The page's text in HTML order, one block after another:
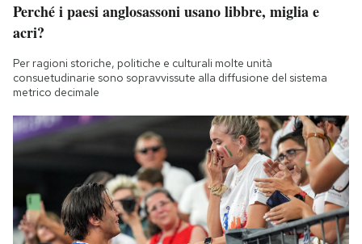
Perché i paesi anglosassoni usano libbre, miglia e
acri?
Per ragioni storiche, politiche e culturali molte unità
consuetudinarie sono sopravvissute alla diffusione del sistema
metrico decimale